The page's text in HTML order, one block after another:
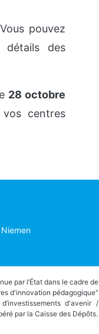
Vous pouvez
des
28 octobre
centres
par l’État dans le cadre de
d'innovation pédagogique"
d'avenir /
par la Caisse des Dépôts.